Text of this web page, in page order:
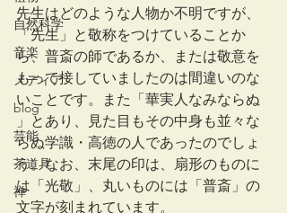
自然科学
音楽
メディア
blog
芸能
茶道具
禅
先生はどのような人物か不明ですが、
「先生」と敬称をつけていることか
ら、普斎の師であるか、または敬意を
もって接していましたのは間違いのな
いことです。また「華実人なみならぬ
」とあり、見た目もその中身も並々な
らぬ学識・高徳の人であったのでしょ
う。なお、末尾の印は、扇形のものに
は「光敬」、丸いものには「普斎」の
文字が刻まれています。